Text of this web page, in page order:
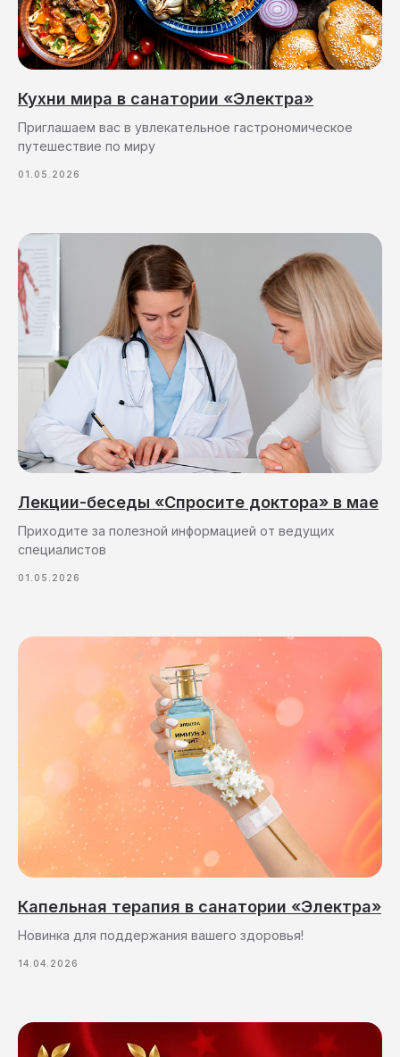
Кухни мира в санатории «Электра»
Приглашаем вас в увлекательное гастрономическое
путешествие по миру
01.05.2026
Лекции-беседы «Спросите доктора» в мае
Приходите за полезной информацией от ведущих
специалистов
01.05.2026
Капельная терапия в санатории «Электра»
Новинка для поддержания вашего здоровья!
14.04.2026